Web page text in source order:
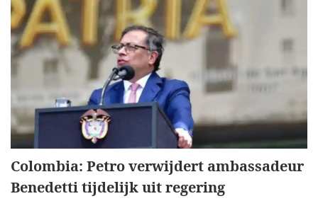
Colombia: Petro verwijdert ambassadeur
Benedetti tijdelijk uit regering